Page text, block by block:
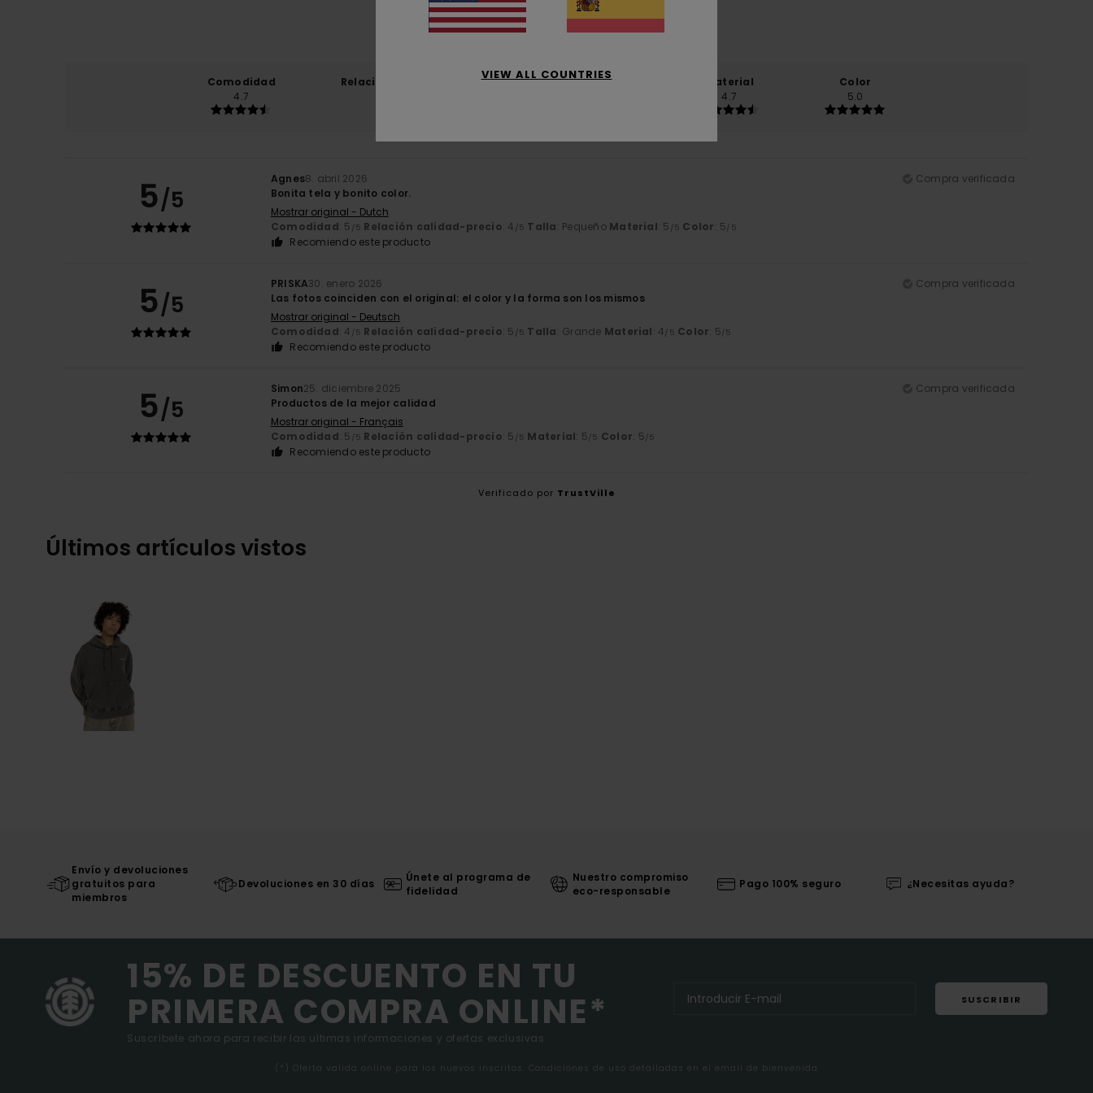
basado en3 reseñas verificadas
Comodidad
4.7
Relación calidad-precio
Talla
Material
4.7
Color
5.0
5/5
Agnes8. abril 2026
Compra verificada
Bonita tela y bonito color.
Mostrar original - Dutch
Comodidad: 5 /5 Relación calidad-precio: 4 /5 Talla: Pequeño Material: 5 /5 Color: 5/5
Recomiendo este producto
5/5
PRISKA30. enero 2026
Compra verificada
Las fotos coinciden con el original: el color y la forma son los mismos
Mostrar original - Deutsch
Comodidad: 4 /5 Relación calidad-precio: 5 /5 Talla: Grande Material: 4/5 Color: 5/5
Recomiendo este producto
5/5
Simon25. diciembre 2025
Compra verificada
Productos de la mejor calidad
Mostrar original - Français
Comodidad: 5 /5 Relación calidad-precio: 5 /5 Material: 5/5 Color: 5/5
Recomiendo este producto
Verificado por TrustVille
Últimos artículos vistos
Envío y devoluciones
gratuitos para
miembros
Devoluciones en 30 días
Únete al programa de
fidelidad
Nuestro compromiso
eco-responsable
Pago 100% seguro ¿Necesitas ayuda?
15% DE DESCUENTO EN TU
PRIMERA COMPRA ONLINE*
Suscríbete ahora para recibir las ultimas informaciones y ofertas exclusivas.
SUSCRIBIR
(*) Oferta valida online para los nuevos inscritos. Condiciones de uso detalladas en el email de bienvenida
VIEW ALL COUNTRIES